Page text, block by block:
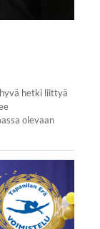
hetki liittyä
olevaan